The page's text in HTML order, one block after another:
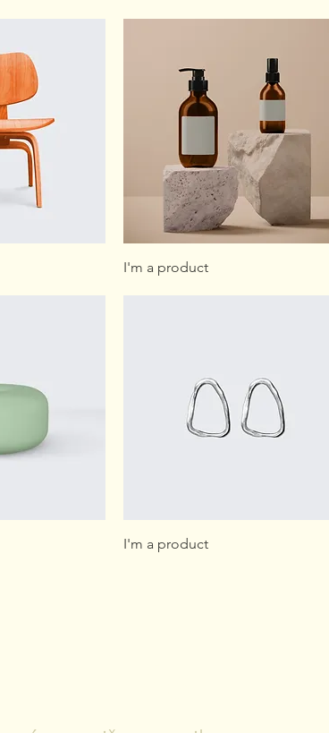
I'm a product
I'm a product